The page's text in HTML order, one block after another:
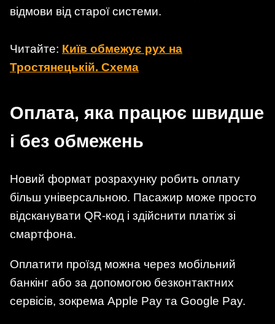
відмови від старої системи.
Читайте: Київ обмежує рух на
Тростянецькій. Схема
Оплата, яка працює швидше
і без обмежень
Новий формат розрахунку робить оплату
більш універсальною. Пасажир може просто
відсканувати QR-код і здійснити платіж зі
смартфона.
Оплатити проїзд можна через мобільний
банкінг або за допомогою безконтактних
сервісів, зокрема Apple Pay та Google Pay.